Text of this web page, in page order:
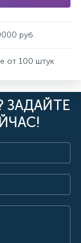
руб.
от 100 штук
ЗАДАЙТЕ